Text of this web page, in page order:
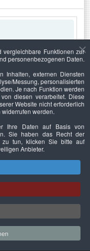
Nachhaltigkeit
e.V..
Funktionen zur
personenbezogenen Daten.
Inhalten, externen Diensten
Messung, personalisierten
Je nach Funktion werden
diesen verarbeitet. Diese
Website nicht erforderlich
werden.
Ihre Daten auf Basis von
Sie haben das Recht der
zu tun, klicken Sie bitte auf
Anbieter.